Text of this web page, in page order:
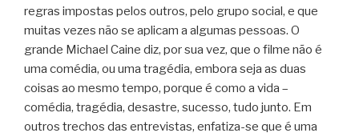
regras impostas pelos outros, pelo grupo social, e que
muitas vezes não se aplicam a algumas pessoas. O
grande Michael Caine diz, por sua vez, que o filme não é
uma comédia, ou uma tragédia, embora seja as duas
coisas ao mesmo tempo, porque é como a vida –
comédia, tragédia, desastre, sucesso, tudo junto. Em
outros trechos das entrevistas, enfatiza-se que é uma